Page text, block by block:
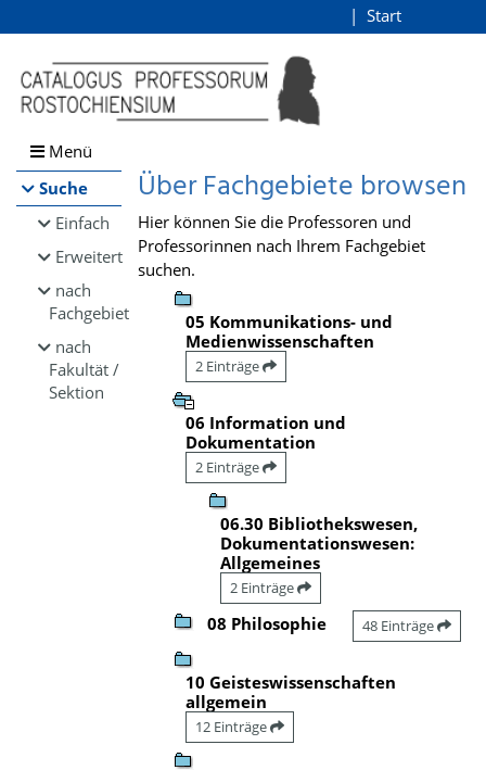
Browsen
direkt zum Inhalt
Start
Menü
Suche
Einfach
Erweitert
nach
Fachgebiet
nach
Fakultät /
Sektion
Über Fachgebiete browsen
Hier können Sie die Professoren und
Professorinnen nach Ihrem Fachgebiet
suchen.
05 Kommunikations- und
Medienwissenschaften
2 Einträge
06 Information und
Dokumentation
2 Einträge
06.30 Bibliothekswesen,
Dokumentationswesen:
Allgemeines
2 Einträge
08 Philosophie 48 Einträge
10 Geisteswissenschaften
allgemein
12 Einträge